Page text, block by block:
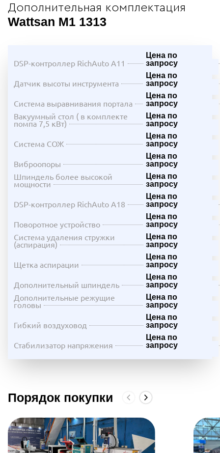
Дополнительная комплектация
Wattsan M1 1313
DSP-контроллер RichAuto A11
Цена по
запросу
Датчик высоты инструмента
Цена по
запросу
Система выравнивания портала
Цена по
запросу
Вакуумный стол ( в комплекте
помпа 7,5 кВт)
Цена по
запросу
Система СОЖ
Цена по
запросу
Виброопоры
Цена по
запросу
Шпиндель более высокой
мощности
Цена по
запросу
DSP-контроллер RichAuto A18
Цена по
запросу
Поворотное устройство
Цена по
запросу
Система удаления стружки
(аспирация)
Цена по
запросу
Щетка аспирации
Цена по
запросу
Дополнительный шпиндель
Цена по
запросу
Дополнительные режущие
головы
Цена по
запросу
Гибкий воздуховод
Цена по
запросу
Стабилизатор напряжения
Цена по
запросу
Порядок покупки